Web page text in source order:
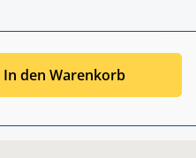
In den Warenkorb